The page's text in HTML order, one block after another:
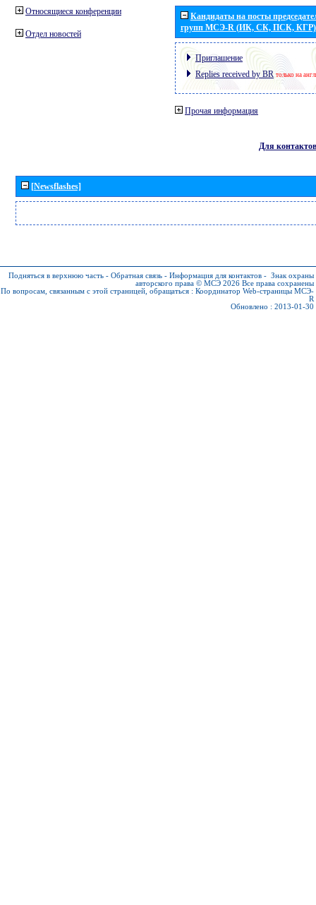
Относящиеся конференции
Отдел новостей
Кандидаты на посты
групп МСЭ-R (ИК, СК, ПСК, КГР)
Приглашение
Replies received by BR только на
Прочая информация
Для контактов
[Newsflashes]
Подняться в верхнюю часть - Обратная связь - Информация для контактов - Знак охраны
авторского права © МСЭ 2026 Все права сохранены
По вопросам, связанным с этой страницей, обращаться : Координатор Web-страницы МСЭ-
R
Обновлено : 2013-01-30